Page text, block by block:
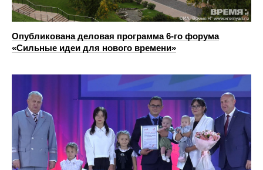
Опубликована деловая программа 6-го форума
«Сильные идеи для нового времени»